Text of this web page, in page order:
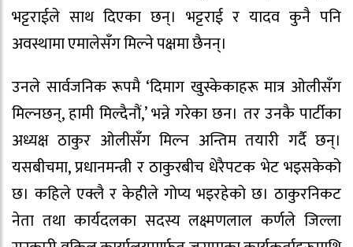
भट्टराईले साथ दिएका छन्। भट्टराई र यादव कुनै पनि
अवस्थामा एमालेसँग मिल्ने पक्षमा छैनन्।
उनले सार्वजनिक रूपमै ‘दिमाग खुस्केकाहरू मात्र ओलीसँग
मिल्नछन्, हामी मिल्दैनौं,’ भन्ने गरेका छन। तर उनकै पार्टीका
अध्यक्ष ठाकुर ओलीसँग मिल्न अन्तिम तयारी गर्दै छन्।
यसबीचमा, प्रधानमन्त्री र ठाकुरबीच धेरैपटक भेट भइसकेको
छ। कहिले एक्लै र केहीले गोप्य भइरहेको छ। ठाकुरनिकट
नेता तथा कार्यदलका सदस्य लक्ष्मणलाल कर्णले जिल्ला